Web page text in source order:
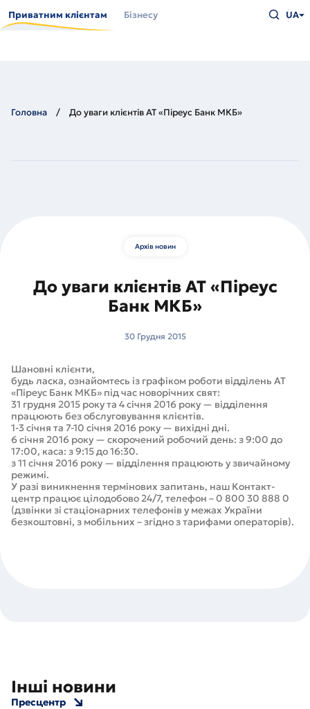
до
основного
Приватним клієнтам Бізнесу
що
UA
Головна До уваги клієнтів АТ «Піреус Банк МКБ»
Архів новин
До уваги клієнтів АТ «Піреус
Банк МКБ»
30 Грудня 2015
Шановні клієнти,
будь ласка, ознайомтесь із графіком роботи відділень АТ
«Піреус Банк МКБ» під час новорічних свят:
31 грудня 2015 року та 4 січня 2016 року — відділення
працюють без обслуговування клієнтів.
1-3 січня та 7-10 січня 2016 року — вихідні дні.
6 січня 2016 року — скорочений робочий день: з 9:00 до
17:00, каса: з 9:15 до 16:30.
з 11 січня 2016 року — відділення працюють у звичайному
режимі.
У разі виникнення термінових запитань, наш Контакт-
центр працює цілодобово 24/7, телефон – 0 800 30 888 0
(дзвінки зі стаціонарних телефонів у межах України
безкоштовні, з мобільних – згідно з тарифами операторів).
Інші новини
Пресцентр